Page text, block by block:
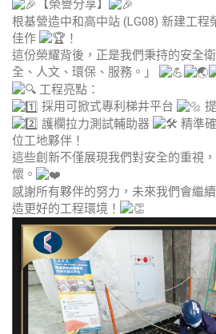
【榮譽分享】
根基營造中和高中站 (LG08) 新建工程
佳作
！
這份榮耀背後，正是我們秉持的安全
全、人文、環保、服務。」
工程亮點：
採用可掀式專利梯井平台
護欄拉力測試輔助器
精準
位工地夥伴！
這些創新不僅展現我們對安全的重視
懷。
感謝所有夥伴的努力，未來我們會繼
造更好的工程環境！